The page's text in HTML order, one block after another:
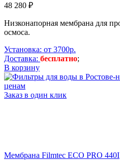
48 280 ₽
Низконапорная мембрана для
осмоса.
Установка: от 3700р.
Доставка: бесплатно;
В корзину
Заказ в один клик
Мембрана Filmtec ECO PRO 440I